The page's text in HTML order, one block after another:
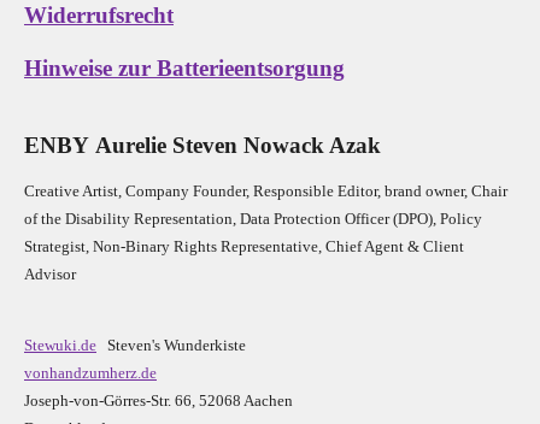
Widerrufsrecht
Hinweise zur Batterieentsorgung
ENBY Aurelie Steven Nowack Azak
Creative Artist, Company Founder, Responsible Editor, brand owner, Chair
of the Disability Representation, Data Protection Officer (DPO), Policy
Strategist, Non-Binary Rights Representative, Chief Agent & Client
Advisor
Stewuki.de Steven's Wunderkiste
vonhandzumherz.de
Joseph-von-Görres-Str. 66, 52068 Aachen